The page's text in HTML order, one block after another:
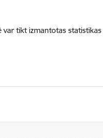
tikt izmantotas